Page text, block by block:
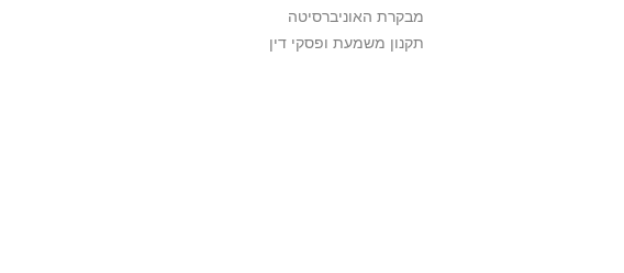
מבקרת האוניברסיטה
תקנון משמעת ופסקי דין